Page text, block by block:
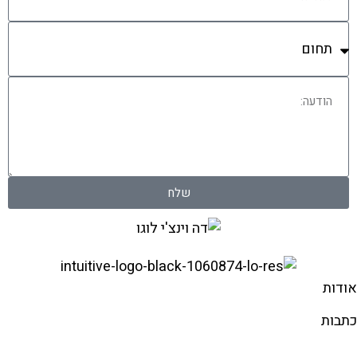
שלח
אודות
כתבות